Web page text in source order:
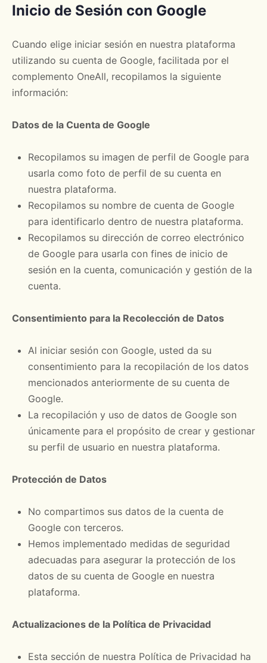
Inicio de Sesión con Google
Cuando elige iniciar sesión en nuestra plataforma
utilizando su cuenta de Google, facilitada por el
complemento OneAll, recopilamos la siguiente
información:
Datos de la Cuenta de Google
Recopilamos su imagen de perfil de Google para
usarla como foto de perfil de su cuenta en
nuestra plataforma.
Recopilamos su nombre de cuenta de Google
para identificarlo dentro de nuestra plataforma.
Recopilamos su dirección de correo electrónico
de Google para usarla con fines de inicio de
sesión en la cuenta, comunicación y gestión de la
cuenta.
Consentimiento para la Recolección de Datos
Al iniciar sesión con Google, usted da su
consentimiento para la recopilación de los datos
mencionados anteriormente de su cuenta de
Google.
La recopilación y uso de datos de Google son
únicamente para el propósito de crear y gestionar
su perfil de usuario en nuestra plataforma.
Protección de Datos
No compartimos sus datos de la cuenta de
Google con terceros.
Hemos implementado medidas de seguridad
adecuadas para asegurar la protección de los
datos de su cuenta de Google en nuestra
plataforma.
Actualizaciones de la Política de Privacidad
Esta sección de nuestra Política de Privacidad ha